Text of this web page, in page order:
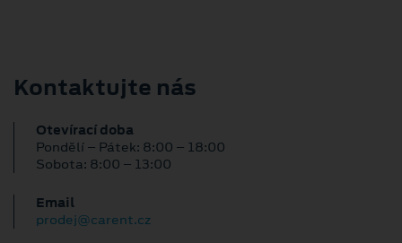
Kontaktujte nás
Otevírací doba
Pondělí – Pátek: 8:00 – 18:00
Sobota: 8:00 – 13:00
Email
prodej@carent.cz